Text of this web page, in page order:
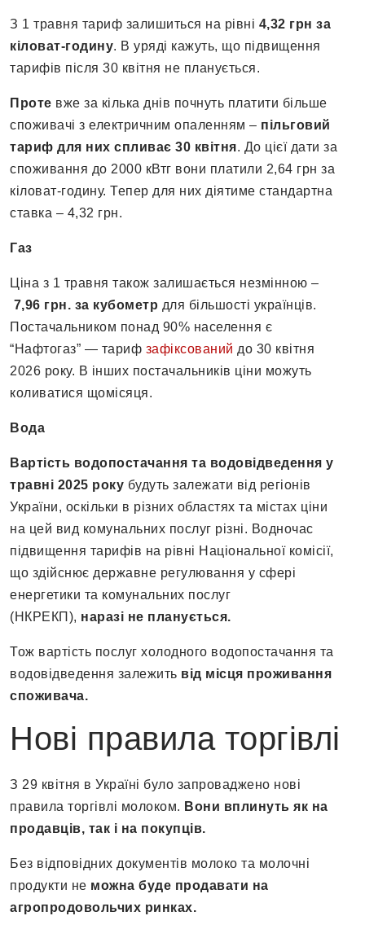
З 1 травня тариф залишиться на рівні 4,32 грн за
кіловат-годину. В уряді кажуть, що підвищення
тарифів після 30 квітня не планується.
Проте вже за кілька днів почнуть платити більше
споживачі з електричним опаленням – пільговий
тариф для них спливає 30 квітня. До цієї дати за
споживання до 2000 кВтг вони платили 2,64 грн за
кіловат-годину. Тепер для них діятиме стандартна
ставка – 4,32 грн.
Газ
Ціна з 1 травня також залишається незмінною –
7,96 грн. за кубометр для більшості українців.
Постачальником понад 90% населення є
“Нафтогаз” — тариф зафіксований до 30 квітня
2026 року. В інших постачальників ціни можуть
коливатися щомісяця.
Вода
Вартість водопостачання та водовідведення у
травні 2025 року будуть залежати від регіонів
України, оскільки в різних областях та містах ціни
на цей вид комунальних послуг різні. Водночас
підвищення тарифів на рівні Національної комісії,
що здійснює державне регулювання у сфері
енергетики та комунальних послуг
(НКРЕКП), наразі не планується.
Тож вартість послуг холодного водопостачання та
водовідведення залежить від місця проживання
споживача.
Нові правила торгівлі
З 29 квітня в Україні було запроваджено нові
правила торгівлі молоком. Вони вплинуть як на
продавців, так і на покупців.
Без відповідних документів молоко та молочні
продукти не можна буде продавати на
агропродовольчих ринках.